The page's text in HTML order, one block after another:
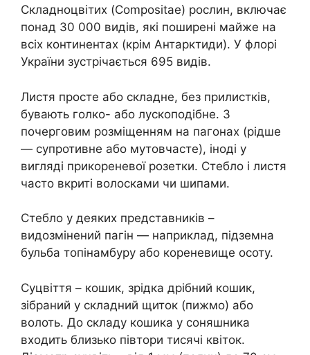
Складноцвітих (Compositae) рослин, включає
понад 30 000 видів, які поширені майже на
всіх континентах (крім Антарктиди). У флорі
України зустрічається 695 видів.
Листя просте або складне, без прилистків,
бувають голко- або лускоподібне. З
почерговим розміщенням на пагонах (рідше
— супротивне або мутовчасте), іноді у
вигляді прикореневої розетки. Стебло і листя
часто вкриті волосками чи шипами.
Стебло у деяких представників –
видозмінений пагін — наприклад, підземна
бульба топінамбуру або кореневище осоту.
Суцвіття – кошик, зрідка дрібний кошик,
зібраний у складний щиток (пижмо) або
волоть. До складу кошика у соняшника
входить близько півтори тисячі квіток.